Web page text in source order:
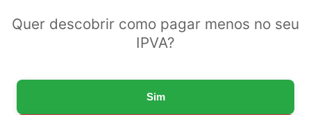
Quer descobrir como pagar menos no seu
IPVA?
Sim